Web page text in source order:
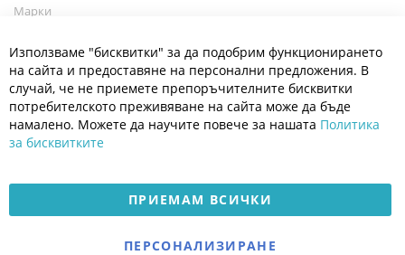
Марки
Полезно
Общи условия
Политика за поверителност
Платформа за OPC
Доставка и плащане
Електронен магазин
Използваме "бисквитки" за да подобрим функционирането
на сайта и предоставяне на персонални предложения. В
случай, че не приемете препоръчителните бисквитки
потребителското преживяване на сайта може да бъде
намалено. Можете да научите повече за нашата Политика
за бисквитките
ПРИЕМАМ ВСИЧКИ
ПЕРСОНАЛИЗИРАНЕ